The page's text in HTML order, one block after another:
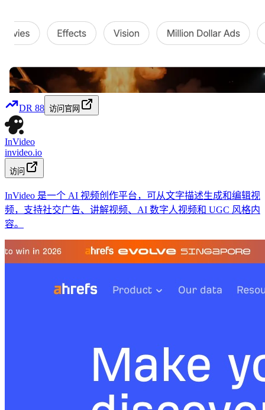
DR 88 访问官网
InVideo
invideo.io
访问
InVideo 是一个 AI 视频创作平台，可从文字描述生成和编辑视
频，支持社交广告、讲解视频、AI 数字人视频和 UGC 风格内
容。